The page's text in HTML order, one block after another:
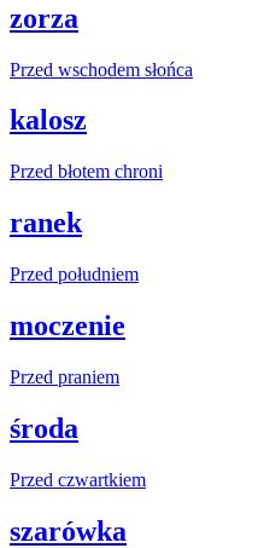
zorza
Przed wschodem słońca
kalosz
Przed błotem chroni
ranek
Przed południem
moczenie
Przed praniem
środa
Przed czwartkiem
szarówka